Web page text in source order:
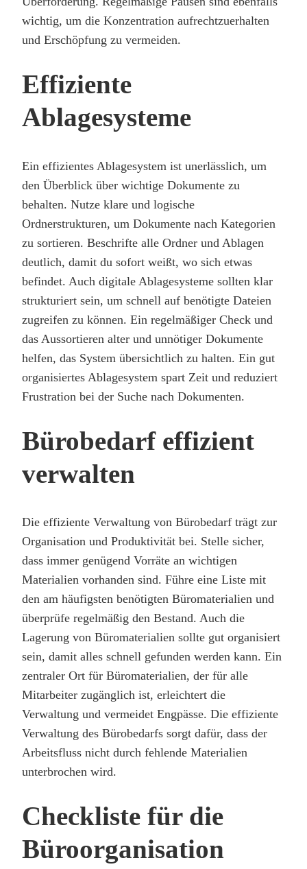
wichtig, um die Konzentration aufrechtzuerhalten
und Erschöpfung zu vermeiden.
Effiziente
Ablagesysteme
Ein effizientes Ablagesystem ist unerlässlich, um
den Überblick über wichtige Dokumente zu
behalten. Nutze klare und logische
Ordnerstrukturen, um Dokumente nach Kategorien
zu sortieren. Beschrifte alle Ordner und Ablagen
deutlich, damit du sofort weißt, wo sich etwas
befindet. Auch digitale Ablagesysteme sollten klar
strukturiert sein, um schnell auf benötigte Dateien
zugreifen zu können. Ein regelmäßiger Check und
das Aussortieren alter und unnötiger Dokumente
helfen, das System übersichtlich zu halten. Ein gut
organisiertes Ablagesystem spart Zeit und reduziert
Frustration bei der Suche nach Dokumenten.
Bürobedarf effizient
verwalten
Die effiziente Verwaltung von Bürobedarf trägt zur
Organisation und Produktivität bei. Stelle sicher,
dass immer genügend Vorräte an wichtigen
Materialien vorhanden sind. Führe eine Liste mit
den am häufigsten benötigten Büromaterialien und
überprüfe regelmäßig den Bestand. Auch die
Lagerung von Büromaterialien sollte gut organisiert
sein, damit alles schnell gefunden werden kann. Ein
zentraler Ort für Büromaterialien, der für alle
Mitarbeiter zugänglich ist, erleichtert die
Verwaltung und vermeidet Engpässe. Die effiziente
Verwaltung des Bürobedarfs sorgt dafür, dass der
Arbeitsfluss nicht durch fehlende Materialien
unterbrochen wird.
Checkliste für die
Büroorganisation